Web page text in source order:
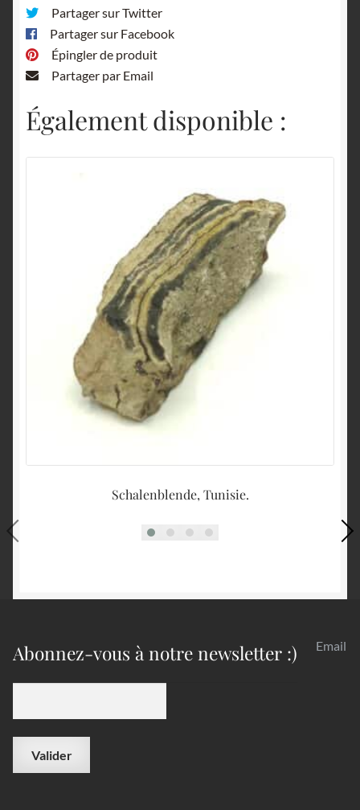
Partager sur Twitter
Partager sur Facebook
Épingler de produit
Partager par Email
Également disponible :
Schalenblende, Tunisie.
Abonnez-vous à notre newsletter :) Email